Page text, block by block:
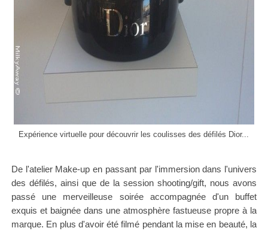
Expérience virtuelle pour découvrir les coulisses des défilés Dior...
De l'atelier Make-up en passant par l'immersion dans l'univers
des défilés, ainsi que de la session shooting/gift, nous avons
passé une merveilleuse soirée accompagnée d'un buffet
exquis et baignée dans une atmosphère fastueuse propre à la
marque. En plus d'avoir été filmé pendant la mise en beauté, la